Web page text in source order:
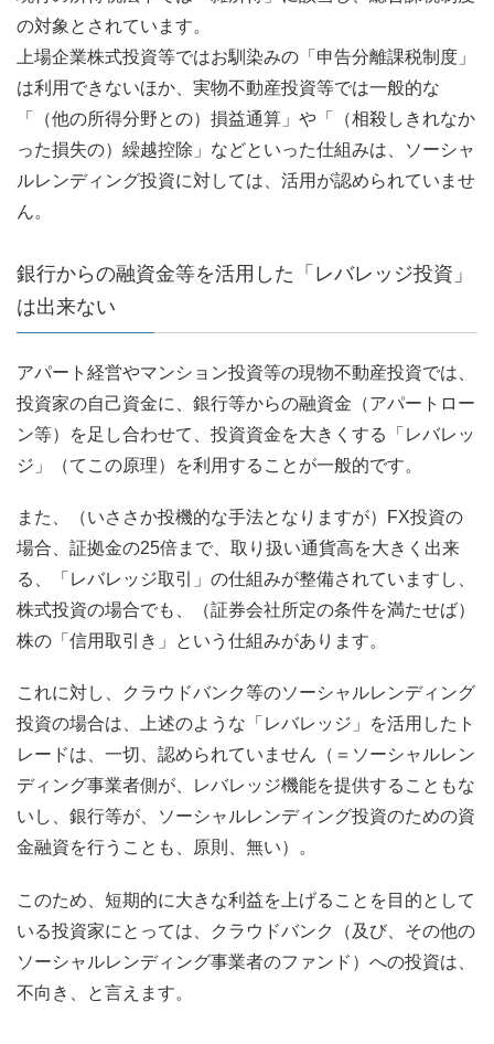
の対象とされています。
上場企業株式投資等ではお馴染みの「申告分離課税制度」
は利用できないほか、実物不動産投資等では一般的な
「（他の所得分野との）損益通算」や「（相殺しきれなか
った損失の）繰越控除」などといった仕組みは、ソーシャ
ルレンディング投資に対しては、活用が認められていませ
ん。
銀行からの融資金等を活用した「レバレッジ投資」
は出来ない
アパート経営やマンション投資等の現物不動産投資では、
投資家の自己資金に、銀行等からの融資金（アパートロー
ン等）を足し合わせて、投資資金を大きくする「レバレッ
ジ」（てこの原理）を利用することが一般的です。
また、（いささか投機的な手法となりますが）FX投資の
場合、証拠金の25倍まで、取り扱い通貨高を大きく出来
る、「レバレッジ取引」の仕組みが整備されていますし、
株式投資の場合でも、（証券会社所定の条件を満たせば）
株の「信用取引き」という仕組みがあります。
これに対し、クラウドバンク等のソーシャルレンディング
投資の場合は、上述のような「レバレッジ」を活用したト
レードは、一切、認められていません（＝ソーシャルレン
ディング事業者側が、レバレッジ機能を提供することもな
いし、銀行等が、ソーシャルレンディング投資のための資
金融資を行うことも、原則、無い）。
このため、短期的に大きな利益を上げることを目的として
いる投資家にとっては、クラウドバンク（及び、その他の
ソーシャルレンディング事業者のファンド）への投資は、
不向き、と言えます。